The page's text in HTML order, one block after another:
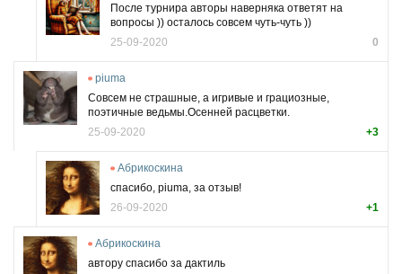
После турнира авторы наверняка ответят на
вопросы )) осталось совсем чуть-чуть ))
0
25-09-2020
piuma
Совсем не страшные, а игривые и грациозные,
поэтичные ведьмы.Осенней расцветки.
+3
25-09-2020
Абрикоскина
спасибо, piuma, за отзыв!
+1
26-09-2020
Абрикоскина
автору спасибо за дактиль